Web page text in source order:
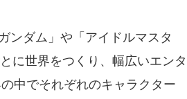
ンダム」や「アイドルマスタ
に世界をつくり、幅広いエンタ
中でそれぞれのキャラクター